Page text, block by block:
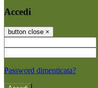
Accedi
button close ×
Password dimenticata?